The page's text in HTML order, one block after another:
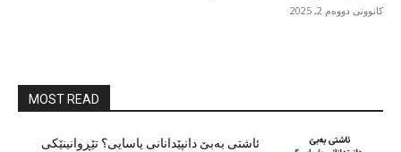
کانوونی دووەم 2, 2025
MOST READ
ئاشتی بەبێ دانپێدانانی یاسایی؟ تێڕوانینێکی